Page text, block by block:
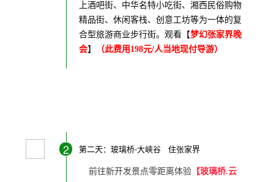
上酒吧街、中华名特小吃街、湘西民俗购物
精品街、休闲客栈、创意工坊等为一体的复
合型旅游商业步行街。观看【梦幻张家界晚
会】 （此费用198元/人当地现付导游）
2 第二天：玻璃桥-大峡谷 住张家界
前往新开发景点零距离体验【玻璃桥.云